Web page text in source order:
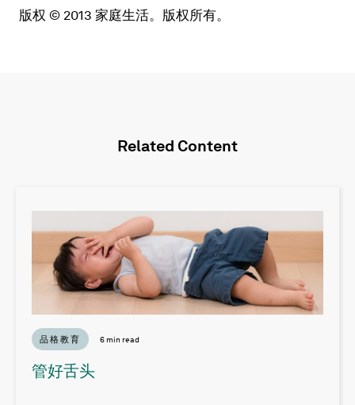
版权 © 2013 家庭生活。版权所有。
Related Content
品格教育 6 min read
管好舌头